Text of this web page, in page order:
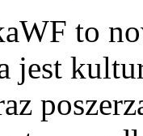
to
jest